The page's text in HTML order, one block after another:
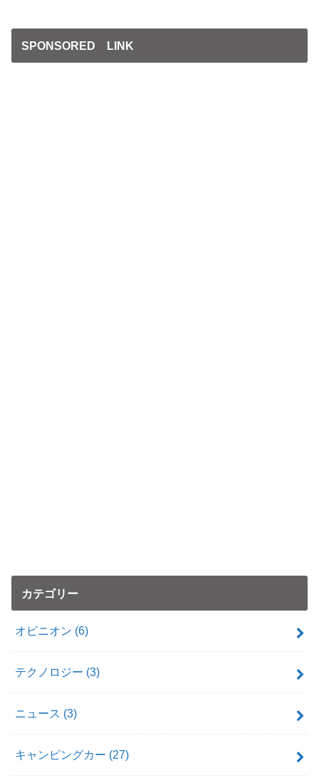
SPONSORED LINK
カテゴリー
オピニオン (6)
テクノロジー (3)
ニュース (3)
キャンピングカー (27)